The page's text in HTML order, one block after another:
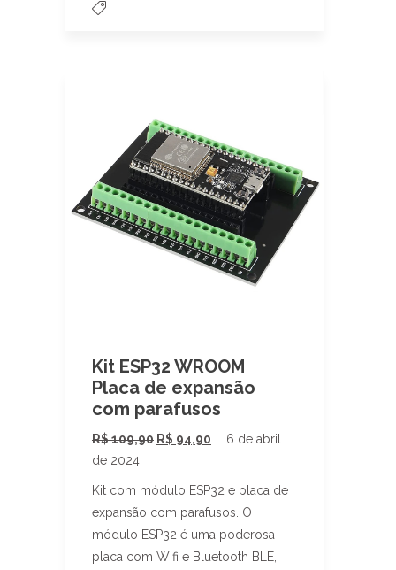
Kit ESP32 WROOM
Placa de expansão
com parafusos
R$109,90 O
original
R$ 109,90.
R$ 94,90
R$ 94,90.
6 de abril
de 2024
Kit com módulo ESP32 e placa de
expansão com parafusos. O
módulo ESP32 é uma poderosa
placa com Wifi e Bluetooth BLE,